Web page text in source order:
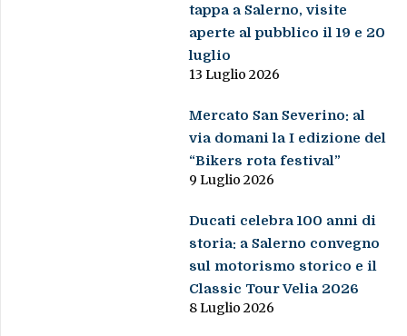
tappa a Salerno, visite
aperte al pubblico il 19 e 20
luglio
13 Luglio 2026
Mercato San Severino: al
via domani la I edizione del
“Bikers rota festival”
9 Luglio 2026
Ducati celebra 100 anni di
storia: a Salerno convegno
sul motorismo storico e il
Classic Tour Velia 2026
8 Luglio 2026